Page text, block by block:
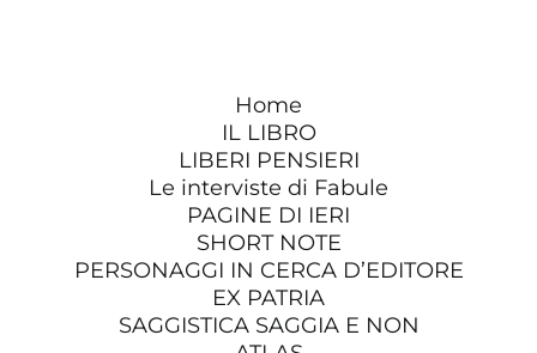
Home
IL LIBRO
LIBERI PENSIERI
Le interviste di Fabule
PAGINE DI IERI
SHORT NOTE
PERSONAGGI IN CERCA D’EDITORE
EX PATRIA
SAGGISTICA SAGGIA E NON